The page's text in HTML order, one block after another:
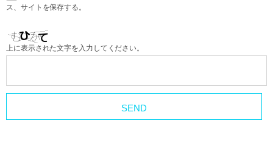
ス、サイトを保存する。
上に表示された文字を入力してください。